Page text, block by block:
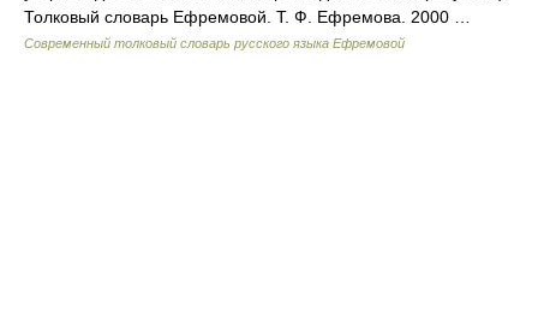
Толковый словарь Ефремовой. Т. Ф. Ефремова. 2000 …
Современный толковый словарь русского языка Ефремовой